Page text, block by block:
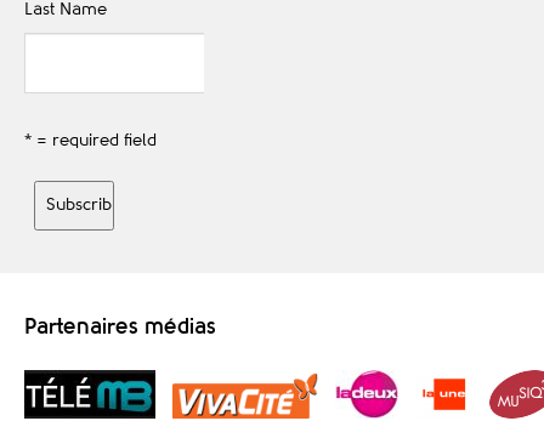
Last Name
* = required field
Partenaires médias